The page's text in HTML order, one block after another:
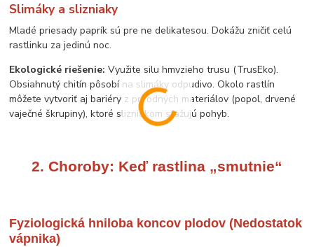
Slimáky a slizniaky
Mladé priesady paprík sú pre ne delikatesou. Dokážu zničiť celú
rastlinku za jedinú noc.
Ekologické riešenie:Využite silu hmyzieho trusu (TrusEko).
Obsiahnutý chitín pôsobí na slimáky odpudivo. Okolo rastlín
môžete vytvoriť aj bariéry z prírodných materiálov (popol, drvené
vaječné škrupiny), ktoré slizniakom sťažujú pohyb.
2. Choroby: Keď rastlina „smutnie“
Fyziologická hniloba koncov plodov (Nedostatok
vápnika)